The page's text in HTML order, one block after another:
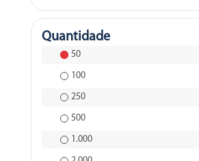
Quantidade
50
100
250
500
1.000